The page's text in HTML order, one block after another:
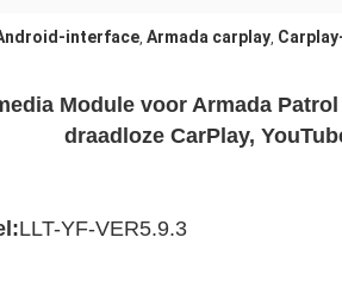
interface, Armada carplay,
Module voor Armada
draadloze CarPlay,
:LLT-YF-VER5.9.3